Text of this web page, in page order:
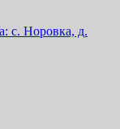
с. Норовка, д.